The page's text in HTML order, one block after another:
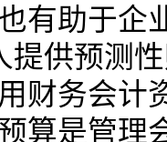
有助于企
提供预测
财务会计
算是管理